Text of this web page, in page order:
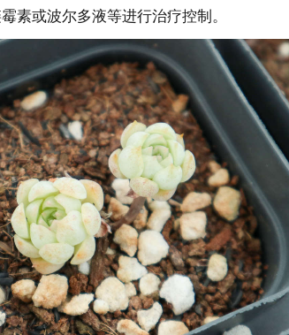
素或波尔多液等进行治疗控制。